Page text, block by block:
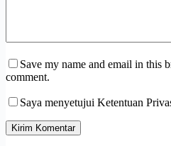
Save my name and email in this
comment.
Saya menyetujui Ketentuan
Kirim Komentar